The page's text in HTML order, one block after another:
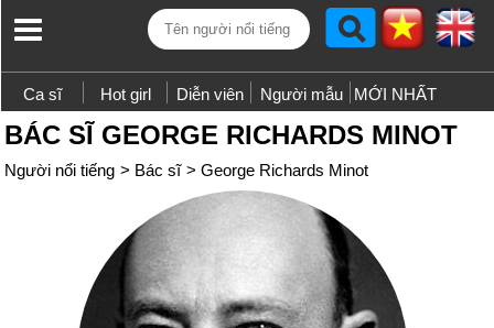
Ca sĩ Hot girl Diễn viên Người mẫu MỚI NHẤT
BÁC SĨ GEORGE RICHARDS MINOT
Người nổi tiếng > Bác sĩ > George Richards Minot